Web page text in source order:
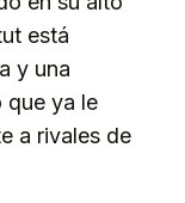
está
y una
que ya le
a rivales de